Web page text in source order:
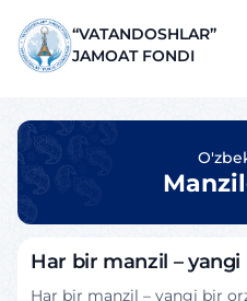
“VATANDOSHLAR”
JAMOAT FONDI
Har bir manzil –
Har bir manzil – yangi bir